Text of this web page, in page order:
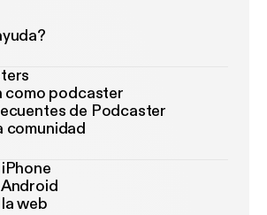
como podcaster
de Podcaster
comunidad
web